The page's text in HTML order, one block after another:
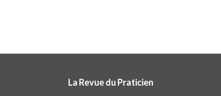
La Revue du Praticien